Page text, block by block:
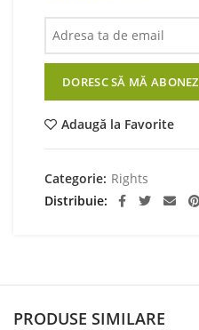
DORESC SĂ MĂ ABONEZ
Adaugă la Favorite
Categorie: Rights
Distribuie
PRODUSE SIMILARE